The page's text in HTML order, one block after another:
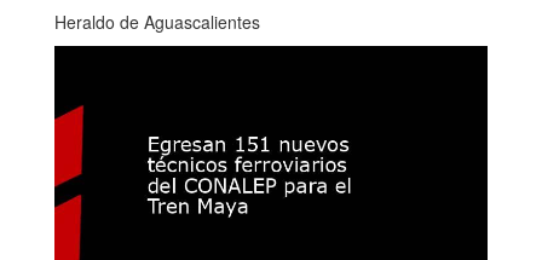
Heraldo de Aguascalientes